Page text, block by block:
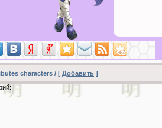
characters / [ Добавить ]